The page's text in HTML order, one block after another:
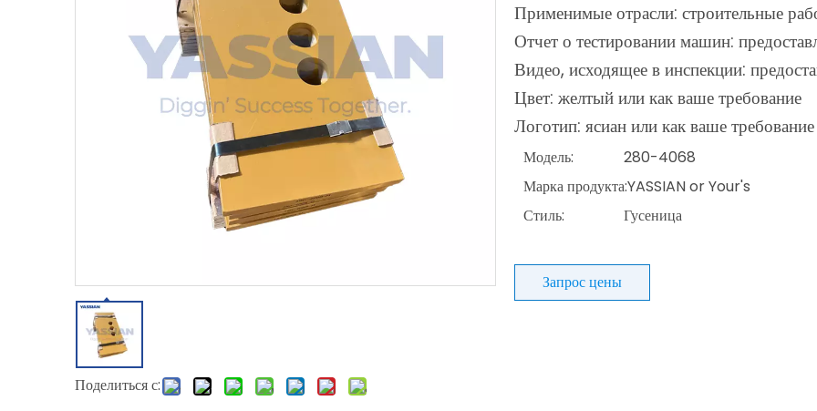
Поделиться с:
Применимые отрасли: строительные
Отчет о тестировании машин:
Видео, исходящее в инспекции:
Цвет: желтый или как ваше требование
Логотип: ясиан или как ваше требование
Модель:
280-4068
Марка продукта:YASSIAN or Your's
Стиль:
Гусеница
Запрос цены